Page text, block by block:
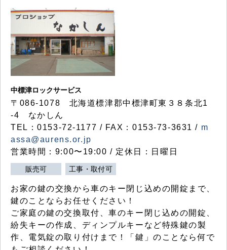
中標津ロックサービス
〒086-1078 北海道標津郡中標津町東３８条北1
-4 なかしん
TEL：0153-72-1177 / FAX：0153-73-3631 / m
assa@aurens.or.jp
営業時間：9:00〜19:00 / 定休日：日曜日
販売可 工事・取付可
お家の鍵の交換から車のキー閉じ込めの開錠まで、
鍵のことならお任せください！
ご家庭の鍵の交換取付、車のキー閉じ込めの開錠、
紛失キーの作成、ディンプルキーなど特殊鍵の製
作、電気錠の取り付けまで！「鍵」のことなら何で